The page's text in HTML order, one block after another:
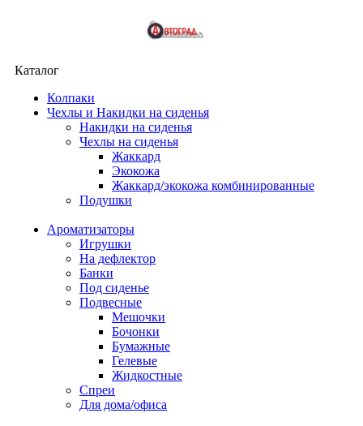
Каталог
Колпаки
Чехлы и Накидки на сиденья
Накидки на сиденья
Чехлы на сиденья
Жаккард
Экокожа
Жаккард/экокожа комбинированные
Подушки
Ароматизаторы
Игрушки
На дефлектор
Банки
Под сиденье
Подвесные
Мешочки
Бочонки
Бумажные
Гелевые
Жидкостные
Спреи
Для дома/офиса